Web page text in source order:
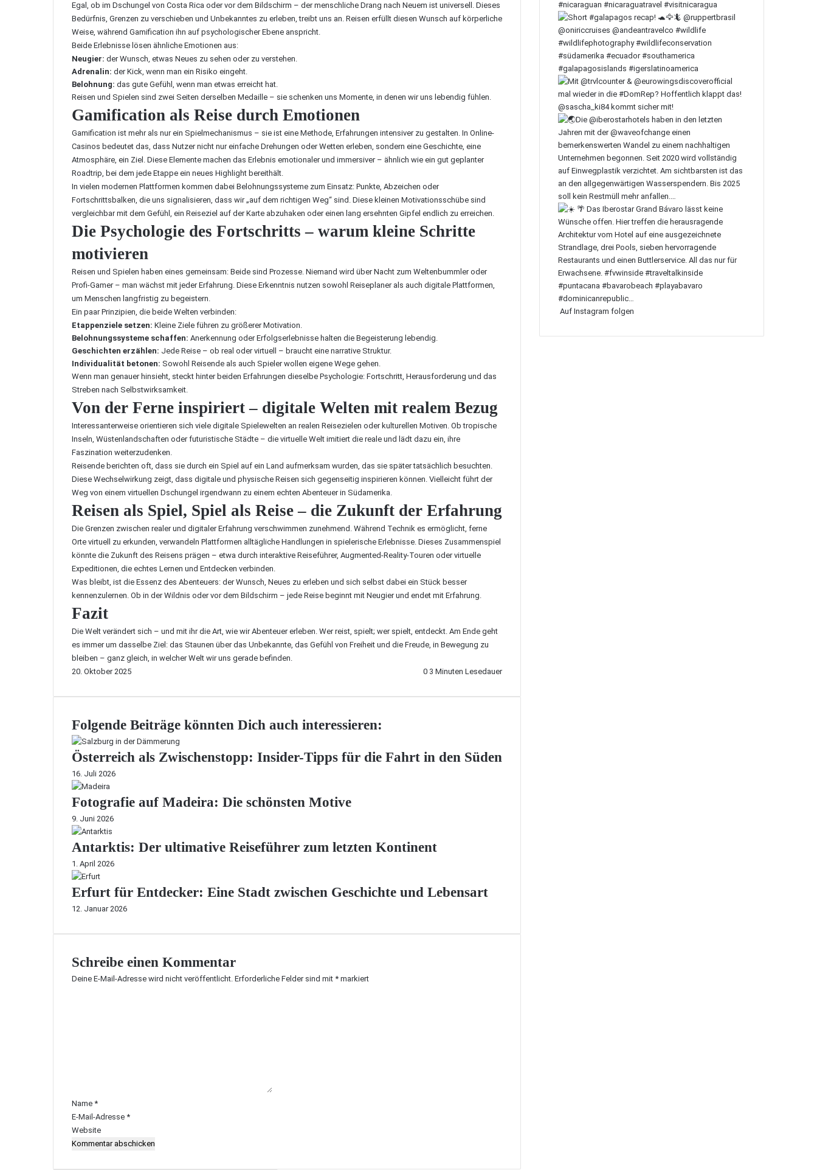
Egal, ob im Dschungel von Costa Rica oder vor dem Bildschirm – der menschliche Drang nach Neuem ist universell. Dieses
Bedürfnis, Grenzen zu verschieben und Unbekanntes zu erleben, treibt uns an. Reisen erfüllt diesen Wunsch auf körperliche
Weise, während Gamification ihn auf psychologischer Ebene anspricht.
Beide Erlebnisse lösen ähnliche Emotionen aus:
Neugier: der Wunsch, etwas Neues zu sehen oder zu verstehen.
Adrenalin: der Kick, wenn man ein Risiko eingeht.
Belohnung: das gute Gefühl, wenn man etwas erreicht hat.
Reisen und Spielen sind zwei Seiten derselben Medaille – sie schenken uns Momente, in denen wir uns lebendig fühlen.
Gamification als Reise durch Emotionen
Gamification ist mehr als nur ein Spielmechanismus – sie ist eine Methode, Erfahrungen intensiver zu gestalten. In Online-
Casinos bedeutet das, dass Nutzer nicht nur einfache Drehungen oder Wetten erleben, sondern eine Geschichte, eine
Atmosphäre, ein Ziel. Diese Elemente machen das Erlebnis emotionaler und immersiver – ähnlich wie ein gut geplanter
Roadtrip, bei dem jede Etappe ein neues Highlight bereithält.
In vielen modernen Plattformen kommen dabei Belohnungssysteme zum Einsatz: Punkte, Abzeichen oder
Fortschrittsbalken, die uns signalisieren, dass wir „auf dem richtigen Weg“ sind. Diese kleinen Motivationsschübe sind
vergleichbar mit dem Gefühl, ein Reiseziel auf der Karte abzuhaken oder einen lang ersehnten Gipfel endlich zu erreichen.
Die Psychologie des Fortschritts – warum kleine Schritte
motivieren
Reisen und Spielen haben eines gemeinsam: Beide sind Prozesse. Niemand wird über Nacht zum Weltenbummler oder
Profi-Gamer – man wächst mit jeder Erfahrung. Diese Erkenntnis nutzen sowohl Reiseplaner als auch digitale Plattformen,
um Menschen langfristig zu begeistern.
Ein paar Prinzipien, die beide Welten verbinden:
Etappenziele setzen: Kleine Ziele führen zu größerer Motivation.
Belohnungssysteme schaffen: Anerkennung oder Erfolgserlebnisse halten die Begeisterung lebendig.
Geschichten erzählen: Jede Reise – ob real oder virtuell – braucht eine narrative Struktur.
Individualität betonen: Sowohl Reisende als auch Spieler wollen eigene Wege gehen.
Wenn man genauer hinsieht, steckt hinter beiden Erfahrungen dieselbe Psychologie: Fortschritt, Herausforderung und das
Streben nach Selbstwirksamkeit.
Von der Ferne inspiriert – digitale Welten mit realem Bezug
Interessanterweise orientieren sich viele digitale Spielewelten an realen Reisezielen oder kulturellen Motiven. Ob tropische
Inseln, Wüstenlandschaften oder futuristische Städte – die virtuelle Welt imitiert die reale und lädt dazu ein, ihre
Faszination weiterzudenken.
Reisende berichten oft, dass sie durch ein Spiel auf ein Land aufmerksam wurden, das sie später tatsächlich besuchten.
Diese Wechselwirkung zeigt, dass digitale und physische Reisen sich gegenseitig inspirieren können. Vielleicht führt der
Weg von einem virtuellen Dschungel irgendwann zu einem echten Abenteuer in Südamerika.
Reisen als Spiel, Spiel als Reise – die Zukunft der Erfahrung
Die Grenzen zwischen realer und digitaler Erfahrung verschwimmen zunehmend. Während Technik es ermöglicht, ferne
Orte virtuell zu erkunden, verwandeln Plattformen alltägliche Handlungen in spielerische Erlebnisse. Dieses Zusammenspiel
könnte die Zukunft des Reisens prägen – etwa durch interaktive Reiseführer, Augmented-Reality-Touren oder virtuelle
Expeditionen, die echtes Lernen und Entdecken verbinden.
Was bleibt, ist die Essenz des Abenteuers: der Wunsch, Neues zu erleben und sich selbst dabei ein Stück besser
kennenzulernen. Ob in der Wildnis oder vor dem Bildschirm – jede Reise beginnt mit Neugier und endet mit Erfahrung.
Fazit
Die Welt verändert sich – und mit ihr die Art, wie wir Abenteuer erleben. Wer reist, spielt; wer spielt, entdeckt. Am Ende geht
es immer um dasselbe Ziel: das Staunen über das Unbekannte, das Gefühl von Freiheit und die Freude, in Bewegung zu
bleiben – ganz gleich, in welcher Welt wir uns gerade befinden.
20. Oktober 2025
0 3 Minuten Lesedauer
Folgende Beiträge könnten Dich auch interessieren:
Österreich als Zwischenstopp: Insider-Tipps für die Fahrt in den Süden
16. Juli 2026
Fotografie auf Madeira: Die schönsten Motive
9. Juni 2026
Antarktis: Der ultimative Reiseführer zum letzten Kontinent
1. April 2026
Erfurt für Entdecker: Eine Stadt zwischen Geschichte und Lebensart
12. Januar 2026
Schreibe einen Kommentar
Deine E-Mail-Adresse wird nicht veröffentlicht. Erforderliche Felder sind mit * markiert
r
*
Name *
E-Mail-Adresse *
Website
Auf Instagram folgen